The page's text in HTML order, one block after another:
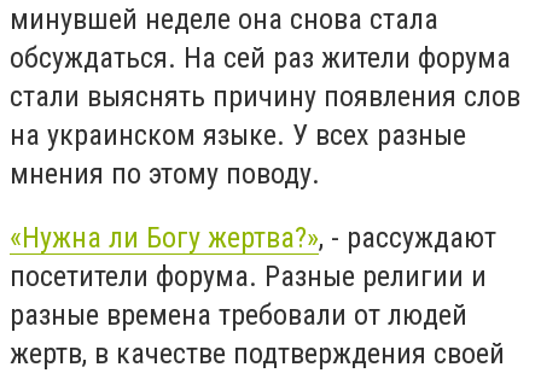
минувшей неделе она снова стала
обсуждаться. На сей раз жители форума
стали выяснять причину появления слов
на украинском языке. У всех разные
мнения по этому поводу.
«Нужна ли Богу жертва?», - рассуждают
посетители форума. Разные религии и
разные времена требовали от людей
жертв, в качестве подтверждения своей